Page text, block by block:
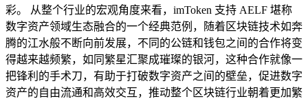
彩。 从整个行业的宏观角度来看，imToken 支持 AELF 堪称
数字资产领域生态融合的一个经典范例，随着区块链技术如奔
腾的江水般不断向前发展，不同的公链和钱包之间的合作将变
得越来越频繁，如同繁星汇聚成璀璨的银河，这种合作就像一
把锋利的手术刀，有助于打破数字资产之间的壁垒，促进数字
资产的自由流通和高效交互，推动整个区块链行业朝着更加繁